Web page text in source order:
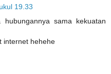
19.33
sama kekuatan
internet hehehe